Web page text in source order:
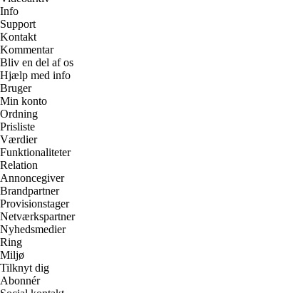
Info
Support
Kontakt
Kommentar
Bliv en del af os
Hjælp med info
Bruger
Min konto
Ordning
Prisliste
Værdier
Funktionaliteter
Relation
Annoncegiver
Brandpartner
Provisionstager
Netværkspartner
Nyhedsmedier
Ring
Miljø
Tilknyt dig
Abonnér